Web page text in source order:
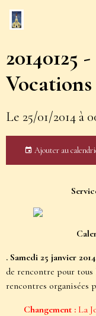
20140125
Vocations
Le 25/01/2014 à
Ajouter au
. Samedi 25 janvier 2014
de rencontre pour
rencontres organisées
Changement : La